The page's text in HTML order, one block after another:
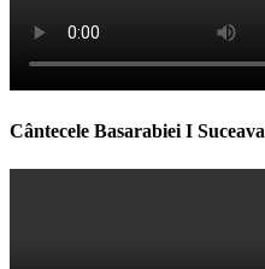
Cântecele Basarabiei I Suceava